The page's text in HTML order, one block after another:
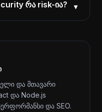
რა risk-ია? ▾
და მთავარი
და Node.js
და SEO.